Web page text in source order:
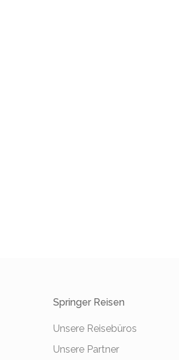
Springer Reisen
Unsere Reisebüros
Unsere Partner